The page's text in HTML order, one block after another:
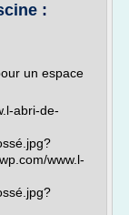
:
un espace
abri-de-
www.l-